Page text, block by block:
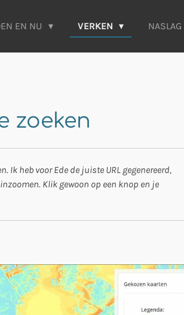
EN NU VERKEN NASLAG
zoeken
heb voor Ede de juiste URL gegenereerd,
Klik gewoon op een knop en je